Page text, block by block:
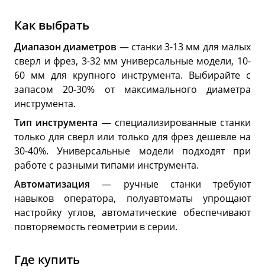
Как выбрать
Диапазон диаметров — станки 3-13 мм для малых
сверл и фрез, 3-32 мм универсальные модели, 10-
60 мм для крупного инструмента. Выбирайте с
запасом 20-30% от максимального диаметра
инструмента.
Тип инструмента — специализированные станки
только для сверл или только для фрез дешевле на
30-40%. Универсальные модели подходят при
работе с разными типами инструмента.
Автоматизация — ручные станки требуют
навыков оператора, полуавтоматы упрощают
настройку углов, автоматические обеспечивают
повторяемость геометрии в серии.
Где купить